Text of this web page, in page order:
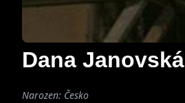
Dana Janovská
Narozen: Česko